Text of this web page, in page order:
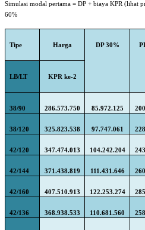
Simulasi modal pertama = DP + biaya KPR (lihat
60%
Tipe Harga DP 30%
LB/LT KPR ke-2
38/90 286.573.750 85.972.125
38/120 325.823.538 97.747.061
42/120 347.474.013 104.242.204
42/144 371.438.819 111.431.646
42/160 407.510.913 122.253.274
42/136 368.938.533 110.681.560